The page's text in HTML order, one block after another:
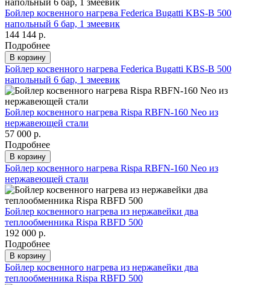
Бойлер косвенного нагрева Federica Bugatti KBS-B 500
напольный 6 бар, 1 змеевик
144 144 р.
Подробнее
В корзину
Бойлер косвенного нагрева Federica Bugatti KBS-B 500
напольный 6 бар, 1 змеевик
Бойлер косвенного нагрева Rispa RBFN-160 Neo из
нержавеющей стали
57 000 р.
Подробнее
В корзину
Бойлер косвенного нагрева Rispa RBFN-160 Neo из
нержавеющей стали
Бойлер косвенного нагрева из нержавейки два
теплообменника Rispa RBFD 500
192 000 р.
Подробнее
В корзину
Бойлер косвенного нагрева из нержавейки два
теплообменника Rispa RBFD 500